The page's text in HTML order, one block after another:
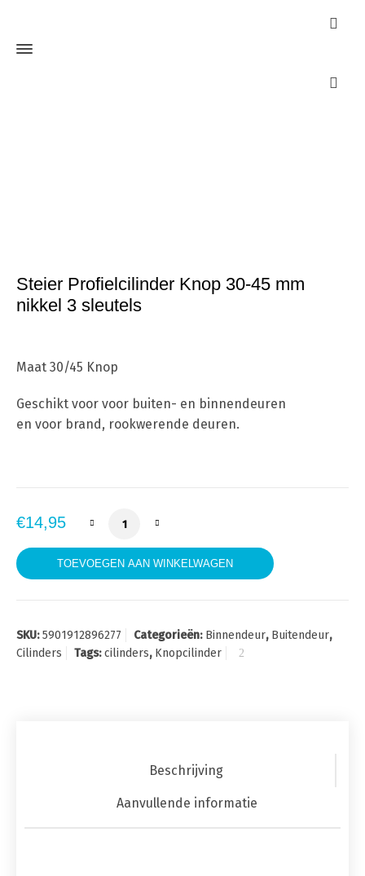
Steier Profielcilinder Knop 30-45 mm
nikkel 3 sleutels
Maat 30/45 Knop
Geschikt voor voor buiten- en binnendeuren
en voor brand, rookwerende deuren.
€14,95 Steier Profielcilinder Knop 30-45 mm
TOEVOEGEN AAN WINKELWAGEN
SKU:5901912896277 Categorieën: Binnendeur, Buitendeur,
Cilinders
Tags:cilinders, Knopcilinder
Beschrijving
Aanvullende informatie